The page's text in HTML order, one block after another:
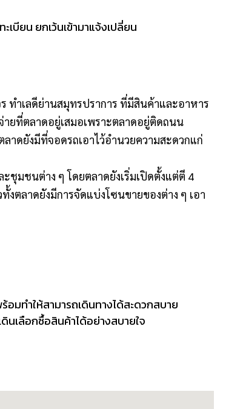
เบียน ยกเว้นเข้ามาแจ้งเปลี่ยน
ทำเลดีย่านสมุทรปราการ ที่มีสินค้าและอาหาร
ยที่ตลาดอยู่เสมอเพราะตลาดอยู่ติดถนน
าดยังมีที่จอดรถเอาไว้อำนวยความสะดวกแก่
ชุมชนต่าง ๆ โดยตลาดยังเริ่มเปิดตั้งแต่ตี 4
ตลาดยังมีการจัดแบ่งโซนขายของต่าง ๆ เอา
มทำให้สามารถเดินทางได้สะดวกสบาย
นเลือกซื้อสินค้าได้อย่างสบายใจ